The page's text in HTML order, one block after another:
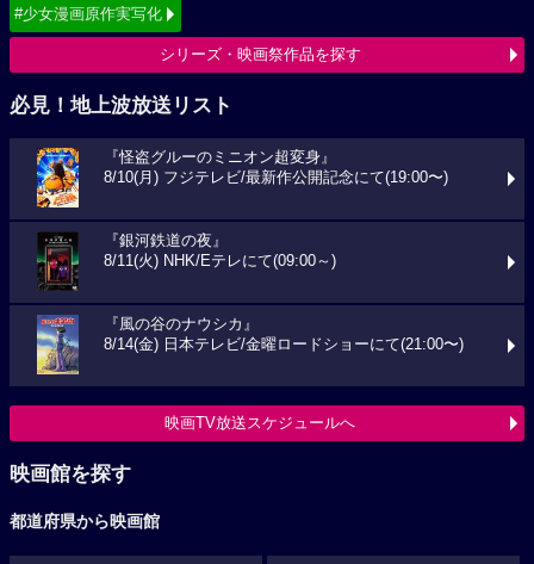
#少女漫画原作実写化
シリーズ・映画祭作品を探す
必見！地上波放送リスト
『怪盗グルーのミニオン超変身』
8/10(月) フジテレビ/最新作公開記念にて(19:00〜)
『銀河鉄道の夜』
8/11(火) NHK/Eテレにて(09:00～)
『風の谷のナウシカ』
8/14(金) 日本テレビ/金曜ロードショーにて(21:00〜)
映画TV放送スケジュールへ
映画館を探す
都道府県から映画館